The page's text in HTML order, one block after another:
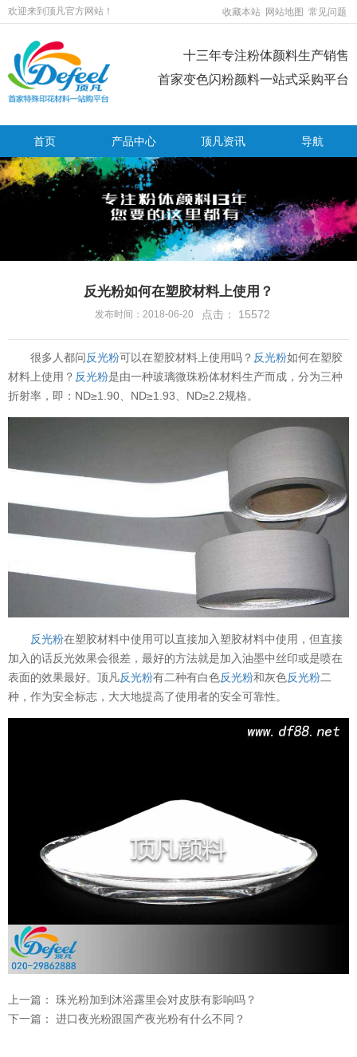
欢迎来到顶凡官方网站！ 收藏本站 网站地图 常见问题
十三年专注粉体颜料生产销售
首家变色闪粉颜料一站式采购平台
首页 产品中心 顶凡资讯 导航
反光粉如何在塑胶材料上使用？
发布时间：2018-06-20 点击： 15572
很多人都问反光粉可以在塑胶材料上使用吗？ 反光粉如何在塑胶
材料上使用？ 反光粉是由一种玻璃微珠粉体材料生产而成，分为三种
折射率，即：ND≥1.90、ND≥1.93、ND≥2.2规格。
反光粉在塑胶材料中使用可以直接加入塑胶材料中使用，但直接
加入的话反光效果会很差，最好的方法就是加入油墨中丝印或是喷在
表面的效果最好。顶凡反光粉有二种有白色反光粉和灰色反光粉二
种，作为安全标志，大大地提高了使用者的安全可靠性。
上一篇： 珠光粉加到沐浴露里会对皮肤有影响吗？
下一篇： 进口夜光粉跟国产夜光粉有什么不同？